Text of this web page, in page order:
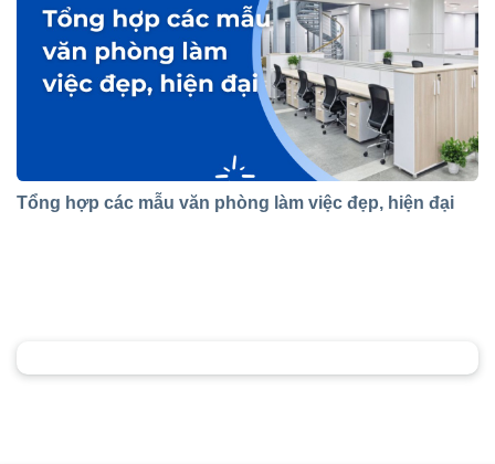
Tổng hợp các mẫu văn phòng làm việc đẹp, hiện đại